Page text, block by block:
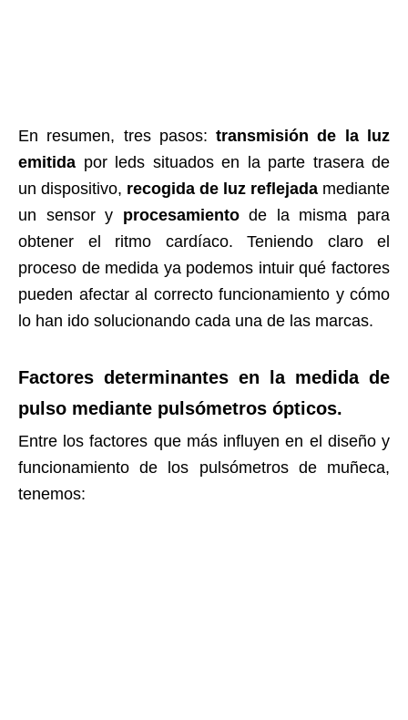
En resumen, tres pasos:transmisión de la luz
emitida por leds situados en la parte trasera de
un dispositivo, recogida de luz reflejada mediante
un sensor y procesamientode la misma para
obtener el ritmo cardíaco. Teniendo claro el
proceso de medida ya podemos intuir qué factores
pueden afectar al correcto funcionamiento y cómo
lo han ido solucionando cada una de las marcas.
Factores determinantes en la medida de
pulso mediante pulsómetros ópticos.
Entre los factores que más influyen en el diseño y
funcionamiento de los pulsómetros de muñeca,
tenemos: